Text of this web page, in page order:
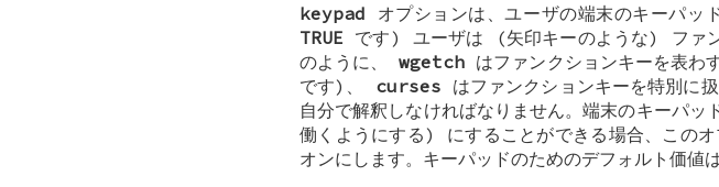
keypad オプションは、ユーザの端末のキーパ
TRUE です) ユーザは (矢印キーのような) ファ
のように、wgetch はファンクションキーを表わ
です)、 curses はファンクションキーを特別に
自分で解釈しなければなりません。端末のキーパ
働くようにする) にすることができる場合、この
オンにします。キーパッドのためのデフォルト価